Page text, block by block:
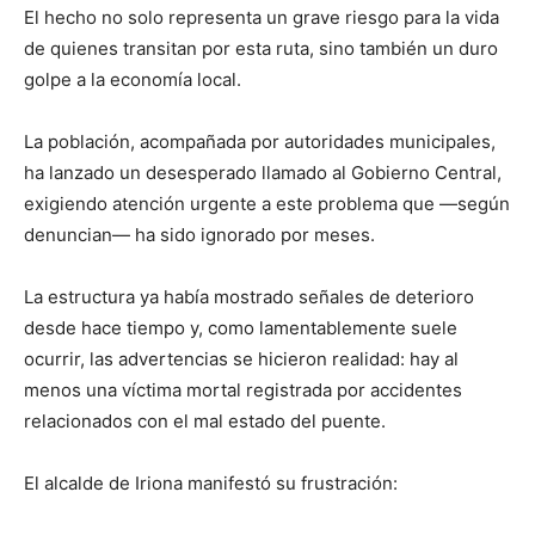
El hecho no solo representa un grave riesgo para la vida
de quienes transitan por esta ruta, sino también un duro
golpe a la economía local.
La población, acompañada por autoridades municipales,
ha lanzado un desesperado llamado al Gobierno Central,
exigiendo atención urgente a este problema que —según
denuncian— ha sido ignorado por meses.
La estructura ya había mostrado señales de deterioro
desde hace tiempo y, como lamentablemente suele
ocurrir, las advertencias se hicieron realidad: hay al
menos una víctima mortal registrada por accidentes
relacionados con el mal estado del puente.
El alcalde de Iriona manifestó su frustración: